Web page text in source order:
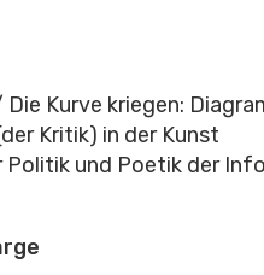
Die Kurve kriegen:
Kritik) in der Kunst
Politik und Poetik der